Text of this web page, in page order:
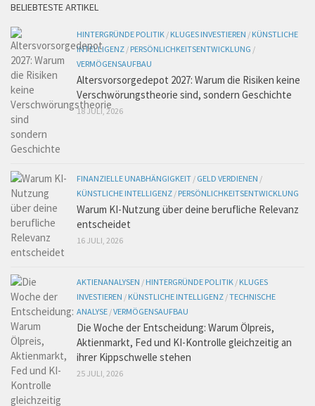
BELIEBTESTE ARTIKEL
HINTERGRÜNDE POLITIK / KLUGES INVESTIEREN / KÜNSTLICHE
INTELLIGENZ / PERSÖNLICHKEITSENTWICKLUNG /
VERMÖGENSAUFBAU
Altersvorsorgedepot 2027: Warum die Risiken keine
Verschwörungstheorie sind, sondern Geschichte
18 JULI, 2026
FINANZIELLE UNABHÄNGIGKEIT / GELD VERDIENEN /
KÜNSTLICHE INTELLIGENZ / PERSÖNLICHKEITSENTWICKLUNG
Warum KI-Nutzung über deine berufliche Relevanz
entscheidet
16 JULI, 2026
AKTIENANALYSEN / HINTERGRÜNDE POLITIK / KLUGES
INVESTIEREN / KÜNSTLICHE INTELLIGENZ /TECHNISCHE
ANALYSE /VERMÖGENSAUFBAU
Die Woche der Entscheidung: Warum Ölpreis,
Aktienmarkt, Fed und KI-Kontrolle gleichzeitig an
ihrer Kippschwelle stehen
25 JULI, 2026